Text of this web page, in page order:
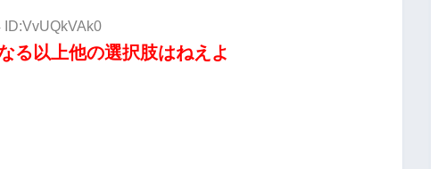
ID:VvUQkVAk0
る以上他の選択肢はねえよ